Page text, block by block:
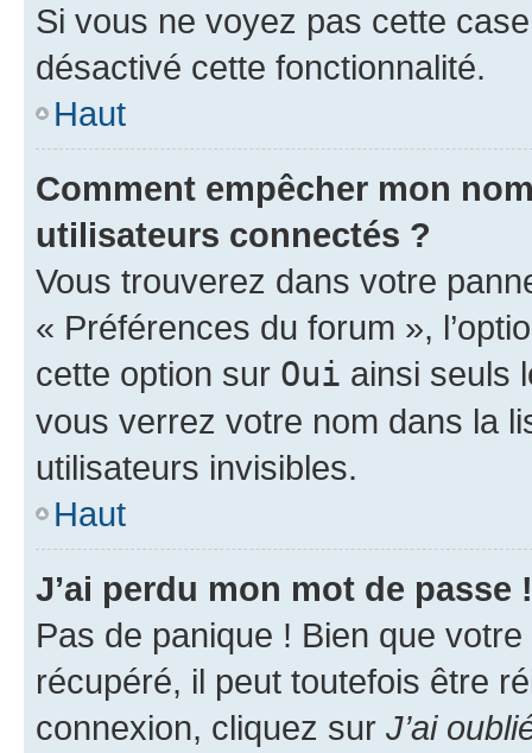
Si vous ne voyez pas cette
désactivé cette fonctionnalité.
Haut
Comment empêcher mon
utilisateurs connectés ?
Vous trouverez dans votre
« Préférences du forum »,
cette option sur Oui ainsi seuls
vous verrez votre nom dans la
utilisateurs invisibles.
Haut
J’ai perdu mon mot de passe !
Pas de panique ! Bien que
récupéré, il peut toutefois être
connexion, cliquez sur J’ai